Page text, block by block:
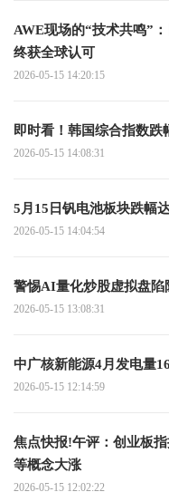
AWE现场的“技术共鸣”
终获全球认可
2026-05-15 14:20:15
即时看！韩国综合指数
2026-05-15 14:08:31
5月15日钒电池板块跌幅
2026-05-15 14:04:54
警惕AI量化炒股虚拟盘陷
2026-05-15 13:08:31
中广核新能源4月发电量
2026-05-15 12:14:59
焦点快报!午评：创业板
等概念大涨
2026-05-15 12:02:22